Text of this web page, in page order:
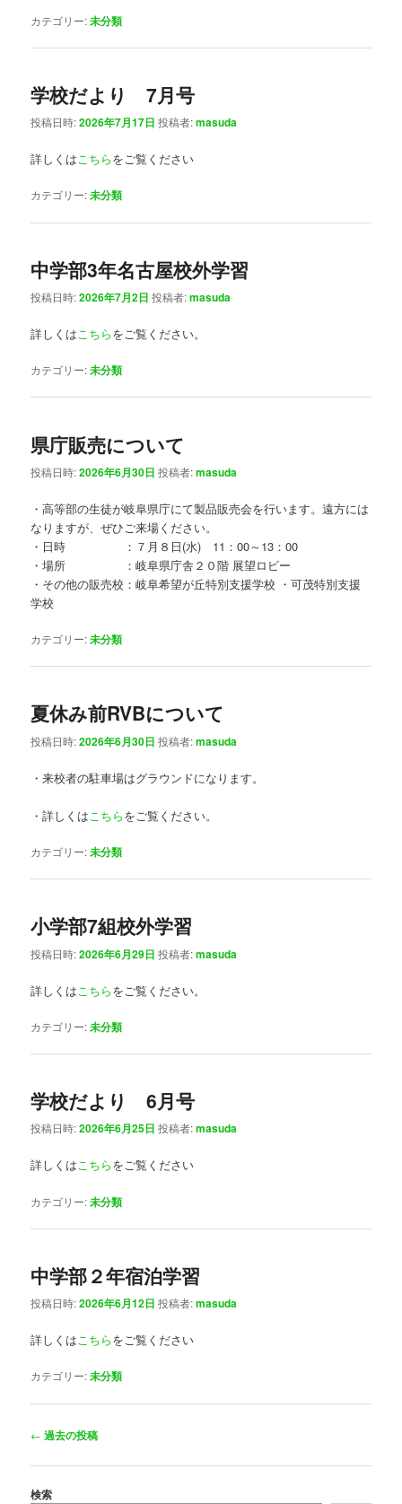
カテゴリー:未分類
学校だより 7月号
投稿日時:2026年7月17日 投稿者:masuda
詳しくはこちらをご覧ください
カテゴリー:未分類
中学部3年名古屋校外学習
投稿日時:2026年7月2日 投稿者:masuda
詳しくはこちらをご覧ください。
カテゴリー:未分類
県庁販売について
投稿日時:2026年6月30日 投稿者:masuda
・高等部の生徒が岐阜県庁にて製品販売会を行います。遠方には
なりますが、ぜひご来場ください。
・日時 ：７月８日(水) 11：00～13：00
・場所 ：岐阜県庁舎２０階 展望ロビー
・その他の販売校：岐阜希望が丘特別支援学校 ・可茂特別支援
学校
カテゴリー:未分類
夏休み前RVBについて
投稿日時:2026年6月30日 投稿者:masuda
・来校者の駐車場はグラウンドになります。
・詳しくはこちらをご覧ください。
カテゴリー:未分類
小学部7組校外学習
投稿日時:2026年6月29日 投稿者:masuda
詳しくは こちらをご覧ください。
カテゴリー:未分類
学校だより 6月号
投稿日時:2026年6月25日 投稿者:masuda
詳しくはこちらをご覧ください
カテゴリー:未分類
中学部２年宿泊学習
投稿日時:2026年6月12日 投稿者:masuda
詳しくはこちらをご覧ください
カテゴリー:未分類
投
ナ
ビ
← 過去の投稿
検索